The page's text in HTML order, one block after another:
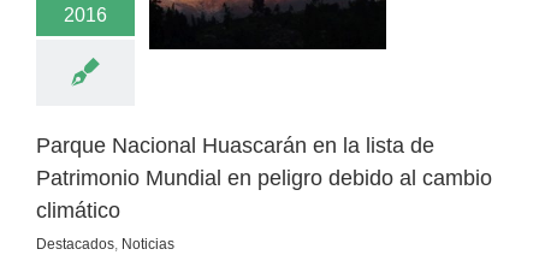
2016
al cambio
climático
Noticias
Parque Nacional Huascarán en la lista de
Patrimonio Mundial en peligro debido al cambio
climático
Destacados, Noticias